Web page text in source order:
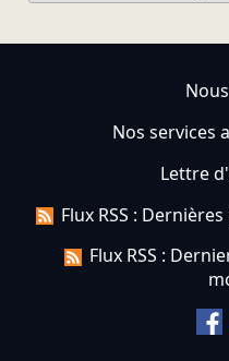
Nos services
Lettre
Flux RSS :
Flux RSS :